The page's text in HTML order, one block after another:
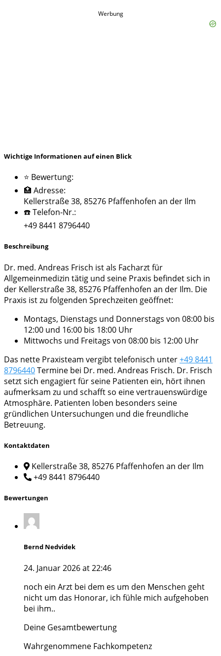
Werbung
Wichtige Informationen auf einen Blick
⭐ Bewertung:
🏥 Adresse:
Kellerstraße 38, 85276 Pfaffenhofen an der Ilm
☎️ Telefon-Nr.:
+49 8441 8796440
Beschreibung
Dr. med. Andreas Frisch ist als Facharzt für
Allgemeinmedizin tätig und seine Praxis befindet sich in
der Kellerstraße 38, 85276 Pfaffenhofen an der Ilm. Die
Praxis ist zu folgenden Sprechzeiten geöffnet:
Montags, Dienstags und Donnerstags von 08:00 bis
12:00 und 16:00 bis 18:00 Uhr
Mittwochs und Freitags von 08:00 bis 12:00 Uhr
Das nette Praxisteam vergibt telefonisch unter+49 8441
8796440Termine bei Dr. med. Andreas Frisch. Dr. Frisch
setzt sich engagiert für seine Patienten ein, hört ihnen
aufmerksam zu und schafft so eine vertrauenswürdige
Atmosphäre. Patienten loben besonders seine
gründlichen Untersuchungen und die freundliche
Betreuung.
Kontaktdaten
Kellerstraße 38, 85276 Pfaffenhofen an der Ilm
+49 8441 8796440
Bewertungen
Bernd Nedvidek
24. Januar 2026 at 22:46
noch ein Arzt bei dem es um den Menschen geht
nicht um das Honorar, ich fühle mich aufgehoben
bei ihm..
Deine Gesamtbewertung
Wahrgenommene Fachkompetenz